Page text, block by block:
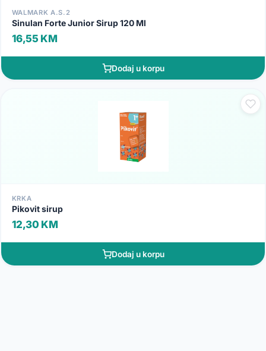
WALMARK A.S.2
Sinulan Forte Junior Sirup 120 Ml
16,55 KM
Dodaj u korpu
KRKA
Pikovit sirup
12,30 KM
Dodaj u korpu